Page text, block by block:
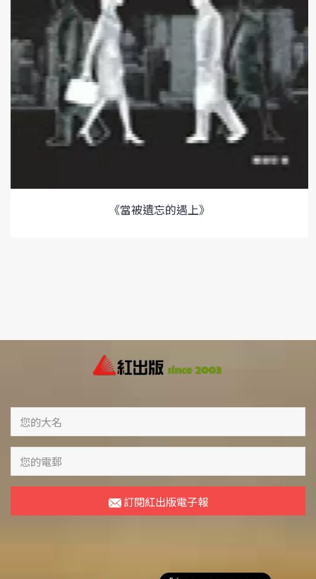
《當被遺忘的遇上》
訂閱紅出版電子報